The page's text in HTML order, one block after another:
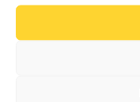
Szólj hozzá!